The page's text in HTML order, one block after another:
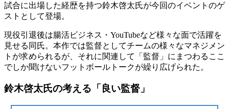
試合に出場した経歴を持つ鈴木啓太氏が今回のイベントのゲ
ストとして登場。
現役引退後は腸活ビジネス・YouTubeなど様々な面で活躍を
見せる同氏。本作では監督としてチームの様々なマネジメン
トが求められるが、それに関連して「監督」にまつわるここ
でしか聞けないフットボールトークが繰り広げられた。
鈴木啓太氏の考える「良い監督」